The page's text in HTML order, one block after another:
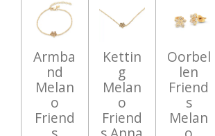
Armba
nd
Melan
o
Friend
Kettin
g
Melan
o
Friend
Oorbel
len
Friend
s
Melan